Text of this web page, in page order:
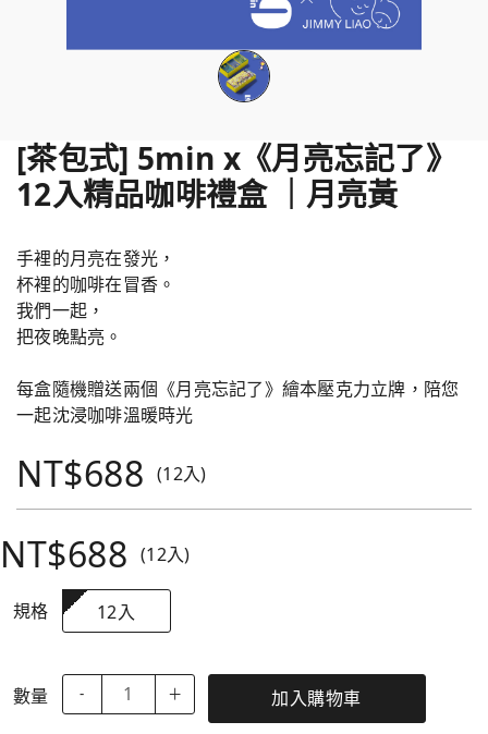
[茶包式] 5min x《月亮忘記了》
12入精品咖啡禮盒 ｜月亮黃
手裡的月亮在發光，
杯裡的咖啡在冒香。
我們一起，
把夜晚點亮。
每盒隨機贈送兩個《月亮忘記了》繪本壓克力立牌，陪您
一起沈浸咖啡溫暖時光
NT$688 (12入)
NT$688 (12入)
規格 12入
數量 - ＋ 加入購物車